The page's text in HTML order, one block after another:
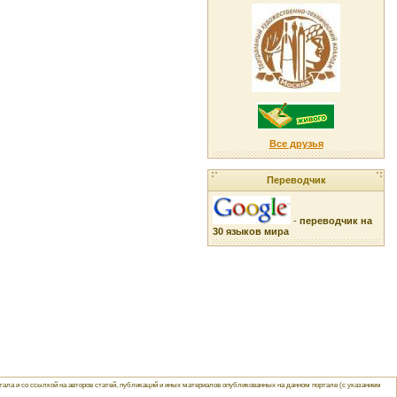
Все друзья
Переводчик
- переводчик на
30 языков мира
и со ссылкой на авторов статей, публикаций и иных материалов опубликованных на данном портале (с указанием